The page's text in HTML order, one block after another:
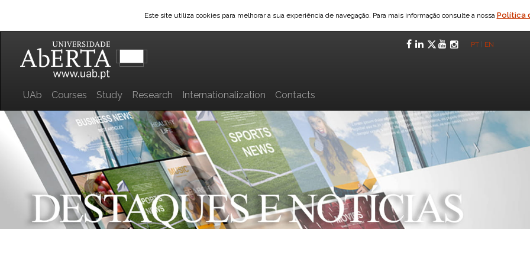
Este site utiliza cookies para melhorar a sua experiência de navegação. Para mais informação consulte a nossa Política
Facebook
LinkedIn
Twitter
YouTube
PT EN
UAb Courses Study Research Internationalization Contacts